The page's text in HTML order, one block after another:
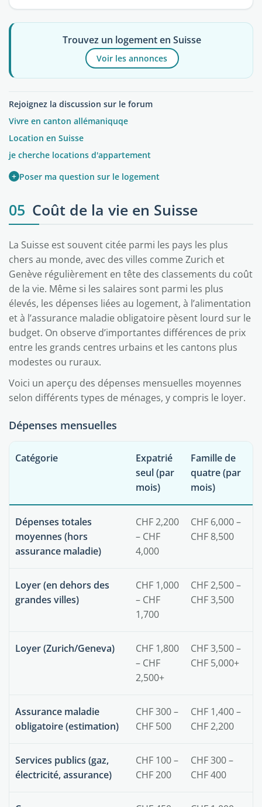
Trouvez un logement en Suisse
Voir les annonces
Rejoignez la discussion sur le forum
Vivre en canton allémaniquqe
Location en Suisse
je cherche locations d'appartement
+ Poser ma question sur le logement
05 Coût de la vie en Suisse
La Suisse est souvent citée parmi les pays les plus
chers au monde, avec des villes comme Zurich et
Genève régulièrement en tête des classements du coût
de la vie. Même si les salaires sont parmi les plus
élevés, les dépenses liées au logement, à l’alimentation
et à l’assurance maladie obligatoire pèsent lourd sur le
budget. On observe d’importantes différences de prix
entre les grands centres urbains et les cantons plus
modestes ou ruraux.
Voici un aperçu des dépenses mensuelles moyennes
selon différents types de ménages, y compris le loyer.
Dépenses mensuelles
Catégorie
Expatrié
seul (par
mois)
Famille de
quatre (par
mois)
Dépenses totales
moyennes (hors
assurance maladie)
CHF 2,200
– CHF
4,000
CHF 6,000 –
CHF 8,500
Loyer (en dehors des
grandes villes)
CHF 1,000
– CHF
1,700
CHF 2,500 –
CHF 3,500
Loyer (Zurich/Geneva)
CHF 1,800
– CHF
2,500+
CHF 3,500 –
CHF 5,000+
Assurance maladie
obligatoire (estimation)
CHF 300 –
CHF 500
CHF 1,400 –
CHF 2,200
Services publics (gaz,
électricité, assurance)
CHF 100 –
CHF 200
CHF 300 –
CHF 400